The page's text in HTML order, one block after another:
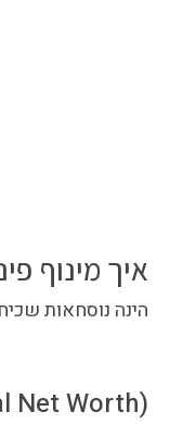
איך מינוף
הינה נוסחאות
(Leverage Ratio (Total liabilities/Total Net Worth